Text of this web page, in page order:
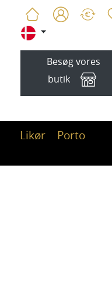
Besøg vores
butik
Likør Porto